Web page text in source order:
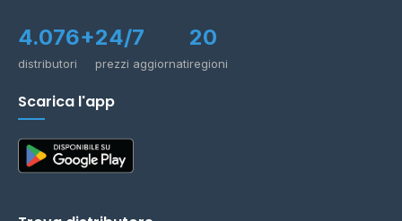
4.076+
distributori
24/7
prezzi aggiornati
20
regioni
Scarica l'app